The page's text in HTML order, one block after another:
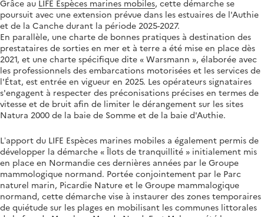
Grâce au LIFE Espèces marines mobiles, cette démarche se
poursuit avec une extension prévue dans les estuaires de l'Authie
et de la Canche durant la période 2025-2027.
En parallèle, une charte de bonnes pratiques à destination des
prestataires de sorties en mer et à terre a été mise en place dès
2021, et une charte spécifique dite « Warsmann », élaborée avec
les professionnels des embarcations motorisées et les services de
l'État, est entrée en vigueur en 2025. Les opérateurs signataires
s'engagent à respecter des préconisations précises en termes de
vitesse et de bruit afin de limiter le dérangement sur les sites
Natura 2000 de la baie de Somme et de la baie d'Authie.
L’apport du LIFE Espèces marines mobiles a également permis de
développer la démarche « Îlots de tranquillité » initialement mis
en place en Normandie ces dernières années par le Groupe
mammologique normand. Portée conjointement par le Parc
naturel marin, Picardie Nature et le Groupe mammalogique
normand, cette démarche vise à instaurer des zones temporaires
de quiétude sur les plages en mobilisant les communes littorales